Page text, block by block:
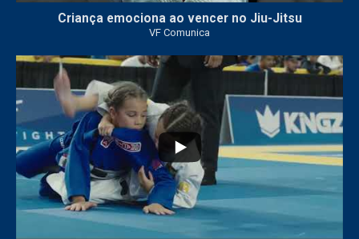
Criança emociona ao vencer no Jiu-Jitsu
VF Comunica
...